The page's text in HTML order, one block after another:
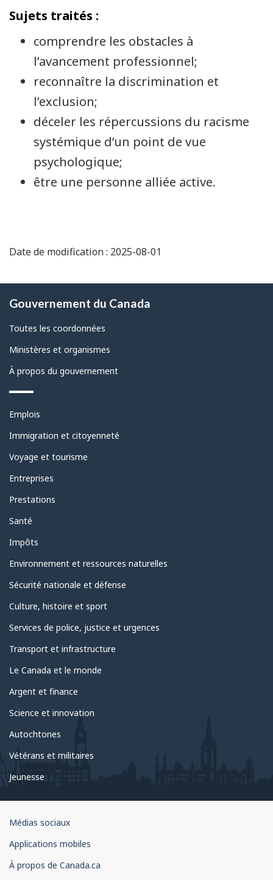
Sujets traités :
comprendre les obstacles à
l’avancement professionnel;
reconnaître la discrimination et
l’exclusion;
déceler les répercussions du racisme
systémique d’un point de vue
psychologique;
être une personne alliée active.
Date de modification : 2025-08-01
propos
de
ce
Gouvernement du Canada
Toutes les coordonnées
Ministères et organismes
À propos du gouvernement
Thèmes
sujets
Emplois
Immigration et citoyenneté
Voyage et tourisme
Entreprises
Prestations
Santé
Impôts
Environnement et ressources naturelles
Sécurité nationale et défense
Culture, histoire et sport
Services de police, justice et urgences
Transport et infrastructure
Le Canada et le monde
Argent et finance
Science et innovation
Autochtones
Vétérans et militaires
Jeunesse
Organisation
gouvernement
du
Canada
Médias sociaux
Applications mobiles
À propos de Canada.ca